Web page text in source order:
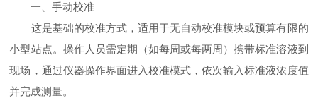
一、手动校准
这是基础的校准方式，适用于无自动校准模块或预算有限的
小型站点。操作人员需定期（如每周或每两周）携带标准溶液到
现场，通过仪器操作界面进入校准模式，依次输入标准液浓度值
并完成测量。